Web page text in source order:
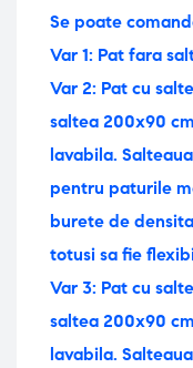
Se poate
Var 1: Pat fara
Var 2: Pat cu
saltea 200x90
lavabila.
pentru paturile
burete de
totusi sa fie
Var 3: Pat cu
saltea 200x90
lavabila.